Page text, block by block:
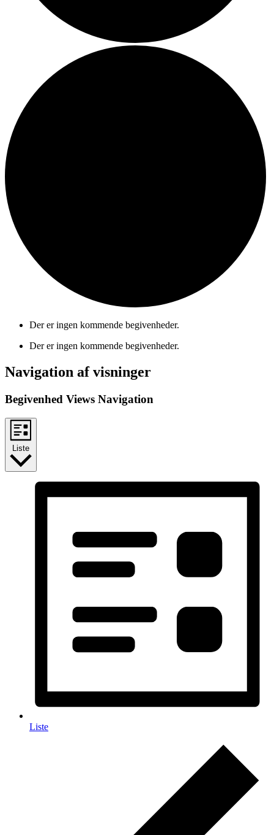
Der er ingen kommende begivenheder.
Der er ingen kommende begivenheder.
Navigation af visninger
Begivenhed Views Navigation
Liste
Liste